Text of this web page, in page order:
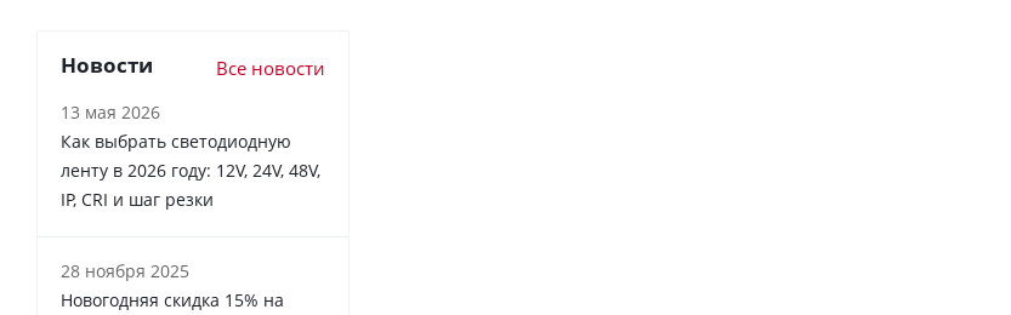
Новости Все новости
13 мая 2026
Как выбрать светодиодную
ленту в 2026 году: 12V, 24V, 48V,
IP, CRI и шаг резки
28 ноября 2025
Новогодняя скидка 15% на